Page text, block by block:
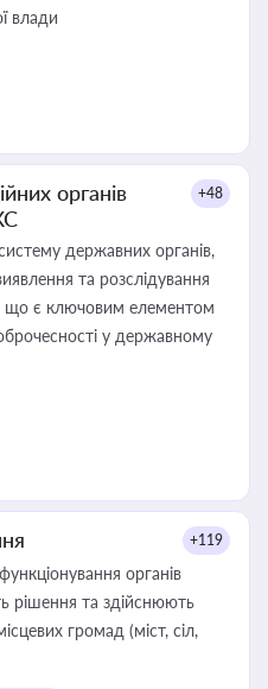
влади
органів
+48
державних органів,
та розслідування
що є ключовим елементом
у державному
+119
органів
рішення та здійснюють
громад (міст, сіл,